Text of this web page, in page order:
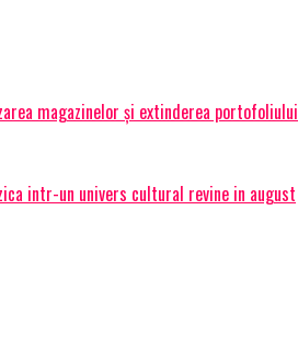
magazinelor și extinderea portofoliului
intr-un univers cultural revine in august